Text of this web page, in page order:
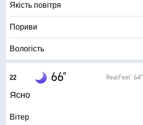
AccuLumen Brightness Index™
Хмарний покрив
Видимість
Якість повітря
Пориви
Вологість
Точка роси
AccuLumen Brightness Index™
Хмарний покрив
22 66° RealFeel® 64°
Ясно
Вітер